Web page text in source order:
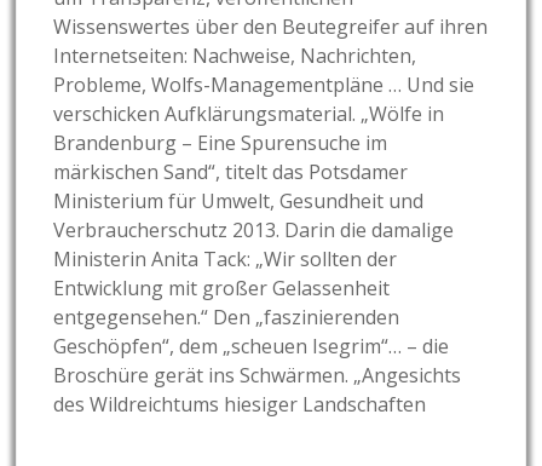
Wissenswertes über den Beutegreifer auf ihren
Internetseiten: Nachweise, Nachrichten,
Probleme, Wolfs-Managementpläne … Und sie
verschicken Aufklärungsmaterial. „Wölfe in
Brandenburg – Eine Spurensuche im
märkischen Sand“, titelt das Potsdamer
Ministerium für Umwelt, Gesundheit und
Verbraucherschutz 2013. Darin die damalige
Ministerin Anita Tack: „Wir sollten der
Entwicklung mit großer Gelassenheit
entgegensehen.“ Den „faszinierenden
Geschöpfen“, dem „scheuen Isegrim“… – die
Broschüre gerät ins Schwärmen. „Angesichts
des Wildreichtums hiesiger Landschaften